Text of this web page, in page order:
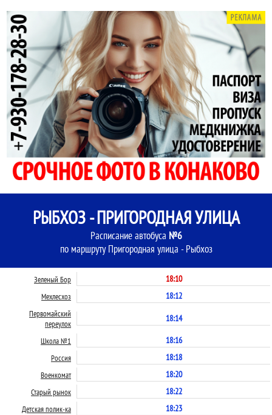
РЫБХОЗ - ПРИГОРОДНАЯ УЛИЦА
Расписание автобуса №6
по маршруту Пригородная улица - Рыбхоз
Зеленый Бор 18:10
Мехлесхоз 18:12
Первомайский
переулок
18:14
Школа №1 18:16
Россия 18:18
Военкомат 18:20
Старый рынок 18:22
Детская полик-ка 18:23